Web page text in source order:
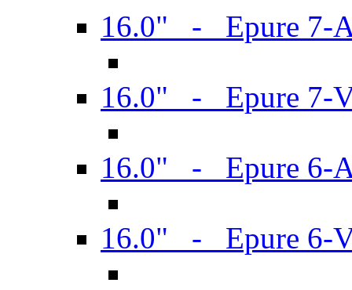
16.0" - Epure 7-
16.0" - Epure 7-
16.0" - Epure 6-
16.0" - Epure 6-